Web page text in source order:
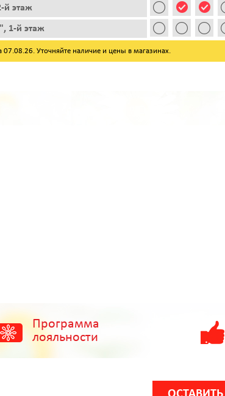
й этаж
1-й этаж
Уточняйте наличие и цены в магазинах.
Программа
лояльности